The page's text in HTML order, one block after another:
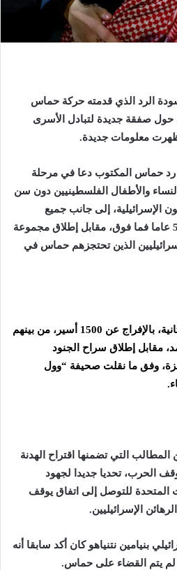
الرد الذي قدمته حركة حماس
صفقة جديدة لتبادل الأسرى
معلومات جديدة.
رد حماس المكتوب دعا في مرحلة
والأطفال الفلسطينيين دون سن
الإسرائيلية، إلى جانب جميع
الأسرى الذين تبلغ أعمارهم 50 عاما فما فوق، مقابل إطلاق مجموعة
الذين تحتجزهم حماس في
في حين طالبت في المرحلة ثانية، بالإفراج عن 1500 أسير، من بينهم
مقابل إطلاق سراح الجنود
غزة، وفق ما نقلت صحيفة “وول
التي تضمنها اقتراح الهدنة
الحرب، تحديا جديدا لجهود
المتحدة للتوصل إلى اتفاق يوقف
الإسرائيليين.
بنيامين نتنياهو كان أكد سابقا أنه
يتم القضاء على حماس.